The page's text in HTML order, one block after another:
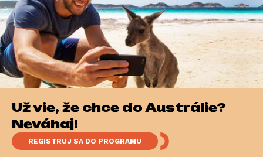
Už vieš, že chceš do Austrálie?
Neváhaj!
REGISTRUJ SA DO PROGRAMU